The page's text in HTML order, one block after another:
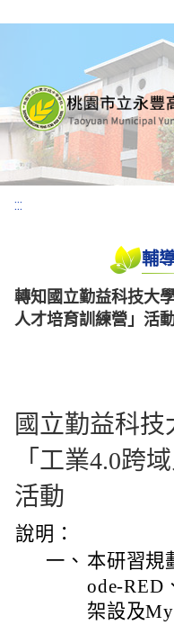
:::
輔
轉知國立勤益科技大
人才培育訓練營」活
國立勤益科
「工業4.0跨
活動
說明：
一、 本研習規
ode-RED
架設及